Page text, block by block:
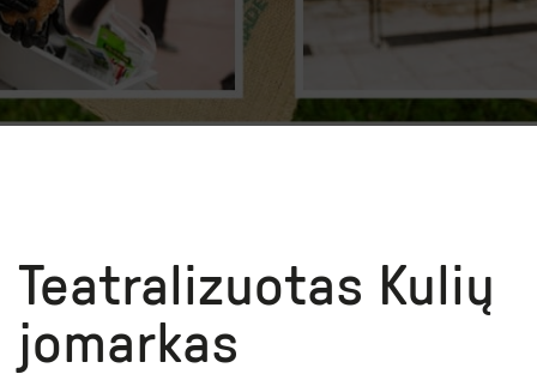
Teatralizuotas Kulių
jomarkas